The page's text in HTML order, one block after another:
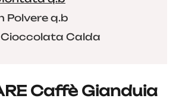
Polvere q.b
Calda
Caffè Gianduia